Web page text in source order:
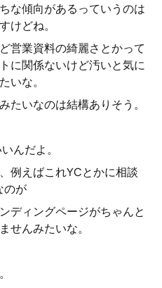
な傾向があるっていうのは
けどね。
営業資料の綺麗さとかって
に関係ないけど汚いと気に
いな。
たいなのは結構ありそう。
んだよ。
例えばこれYCとかに相談
のが
ディングページがちゃんと
せんみたいな。